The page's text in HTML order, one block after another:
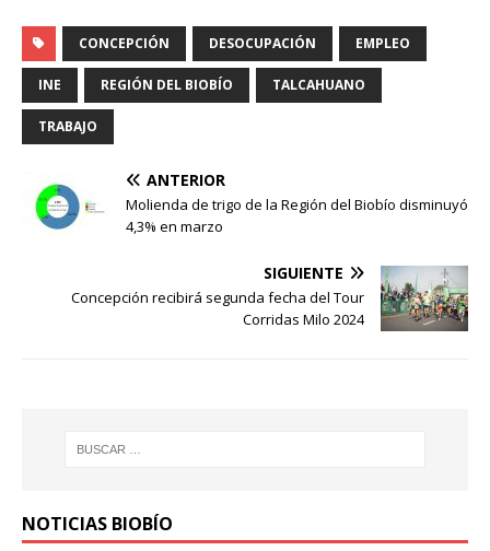
CONCEPCIÓN DESOCUPACIÓN EMPLEO
INE REGIÓN DEL BIOBÍO TALCAHUANO
TRABAJO
ANTERIOR
Molienda de trigo de la Región del Biobío disminuyó
4,3% en marzo
SIGUIENTE
Concepción recibirá segunda fecha del Tour
Corridas Milo 2024
NOTICIAS BIOBÍO